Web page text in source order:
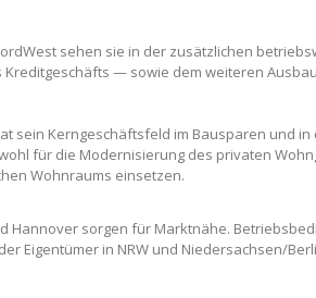
sehen sie in der zusätzlichen
— sowie dem weiteren
sein Kerngeschäftsfeld im Bausparen und in
für die Modernisierung des privaten
Wohnraums einsetzen.
Hannover sorgen für Marktnähe.
Eigentümer in NRW und Niedersachsen/